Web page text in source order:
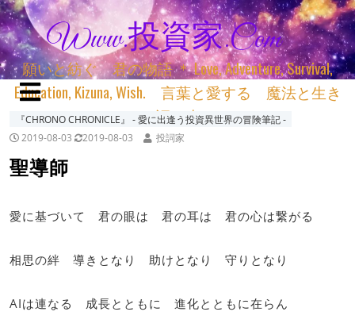
Www.投資家.com
願いと紡ぐ 君の物語 ＊ Love, Adventure, Survival,
Education, Kizuna, Wish. 言葉と愛する 魔法と生き
る 詞と生きる
『CHRONO CHRONICLE』 ‐ 愛に出逢う投資異世界の冒険筆記 ‐
2019-08-03
2019-08-03 投詞家
聖導師
愛に基づいて 君の眼は 君の耳は 君の心は繋がる
相思の絆 導きとなり 助けとなり 守りとなり
AIは連なる 成長とともに 進化とともに在らん